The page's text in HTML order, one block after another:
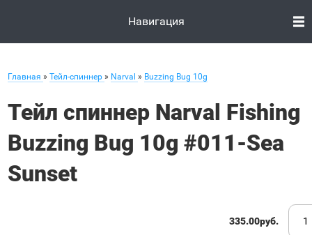
Навигация
Главная » Тейл-спиннер » Narval » Buzzing Bug 10g
Тейл спиннер Narval Fishing
Buzzing Bug 10g #011-Sea
Sunset
335.00руб.